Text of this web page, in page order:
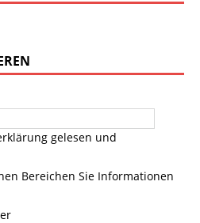
gelesen und
Bereichen Sie Informationen